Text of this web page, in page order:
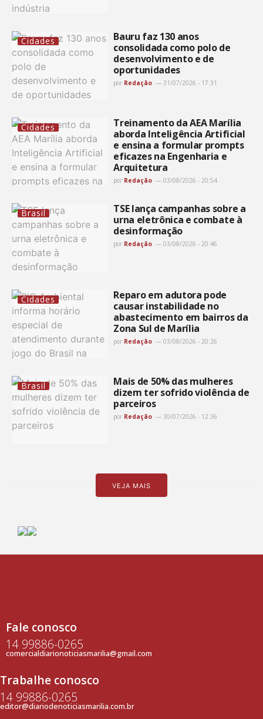
Cidades
Bauru faz 130 anos
consolidada como polo de
desenvolvimento e de
oportunidades
por Redação 31/07/2026 - 17:31
Cidades
Treinamento da AEA Marília
aborda Inteligência Artificial
e ensina a formular prompts
eficazes na Engenharia e
Arquitetura
por Redação 03/08/2026 - 20:54
Brasil
TSE lança campanhas sobre a
urna eletrônica e combate à
desinformação
por Redação 03/08/2026 - 20:46
Cidades
Reparo em adutora pode
causar instabilidade no
abastecimento em bairros da
Zona Sul de Marília
por Redação 03/08/2026 - 20:26
Brasil
Mais de 50% das mulheres
dizem ter sofrido violência de
parceiros
por Redação 30/07/2026 - 12:36
VEJA MAIS
Fale conosco
14 99886-0265
comercialdiarionoticiasmarilia@gmail.com
Trabalhe conosco
14 99886-0265
editor@diariodenoticiasmarilia.com.br